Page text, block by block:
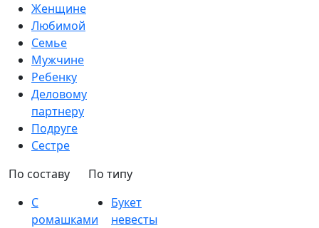
Женщине
Любимой
Семье
Мужчине
Ребенку
Деловому
партнеру
Подруге
Сестре
По составу
С
ромашками
По типу
Букет
невесты